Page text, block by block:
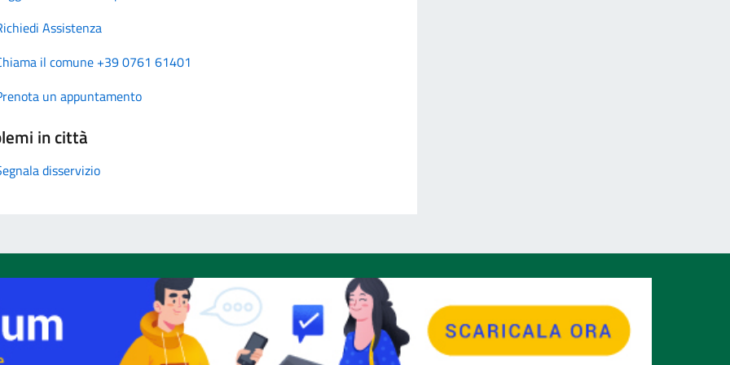
Assistenza
il comune +39 0761 61401
un appuntamento
in città
disservizio